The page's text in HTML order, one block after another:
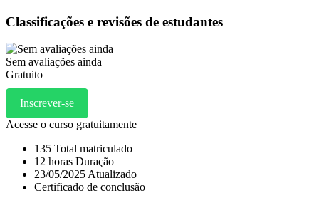
Classificações e revisões de estudantes
Sem avaliações ainda
Gratuito
Inscrever-se
Acesse o curso gratuitamente
135 Total matriculado
12 horas Duração
23/05/2025 Atualizado
Certificado de conclusão